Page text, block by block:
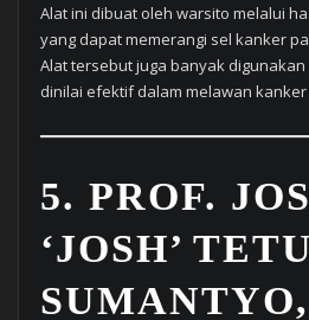
Alat ini dibuat oleh warsito melalui
yang dapat memerangi sel kanker
Alat tersebut juga banyak digunakan
dinilai efektif dalam melawan kanker
5. PROF.
‘JOSH’
SUMANTYO,